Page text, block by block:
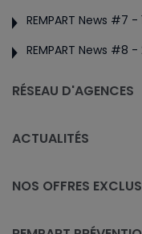
REMPART News #7
REMPART News #8
RÉSEAU D'AGENCES
ACTUALITÉS
NOS OFFRES